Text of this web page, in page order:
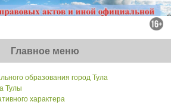
Главное меню
образования город Тула
Тулы
характера